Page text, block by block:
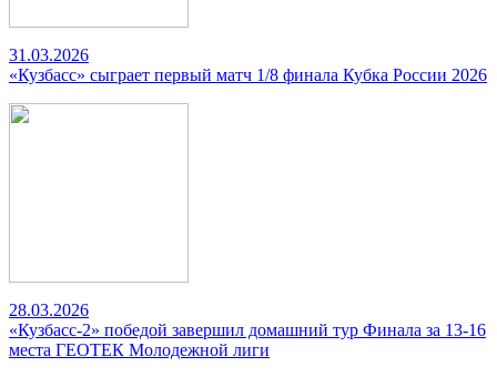
31.03.2026
«Кузбасс» сыграет первый матч 1/8 финала Кубка России 2026
28.03.2026
«Кузбасс-2» победой завершил домашний тур Финала за 13-16
места ГЕОТЕК Молодежной лиги